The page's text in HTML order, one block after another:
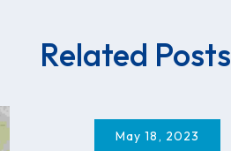
Related Posts
May 18, 2023